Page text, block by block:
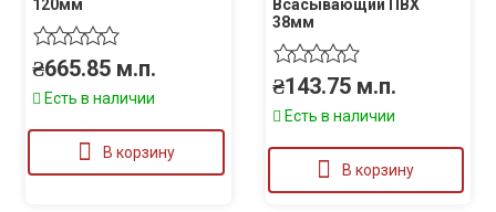
120мм
₴665.85 м.п.
Есть в наличии
В корзину
Всасывающий ПВХ
38мм
₴143.75 м.п.
Есть в наличии
В корзину